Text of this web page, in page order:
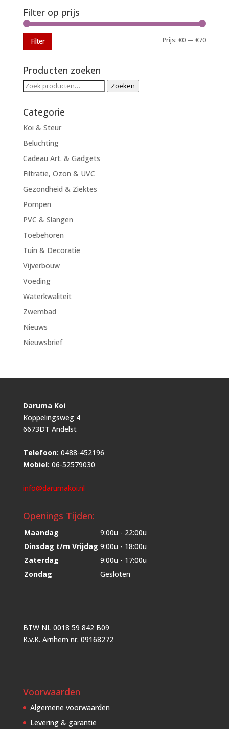
Filter op prijs
Min.
Max.
Filter Prijs:€0 —€70
Producten zoeken
Zoeken
Zoeken
Categorie
Koi & Steur
Beluchting
Cadeau Art. & Gadgets
Filtratie, Ozon & UVC
Gezondheid & Ziektes
Pompen
PVC & Slangen
Toebehoren
Tuin & Decoratie
Vijverbouw
Voeding
Waterkwaliteit
Zwembad
Nieuws
Nieuwsbrief
Daruma Koi
Koppelingsweg 4
6673DT Andelst
Telefoon: 0488-452196
Mobiel: 06-52579030
info@darumakoi.nl
Openings Tijden:
Maandag
9:00u - 22:00u
Dinsdag t/m Vrijdag 9:00u - 18:00u
Zaterdag
9:00u - 17:00u
Zondag
Gesloten
BTW NL 0018 59 842 B09
K.v.K. Arnhem nr. 09168272
Voorwaarden
Algemene voorwaarden
Levering & garantie